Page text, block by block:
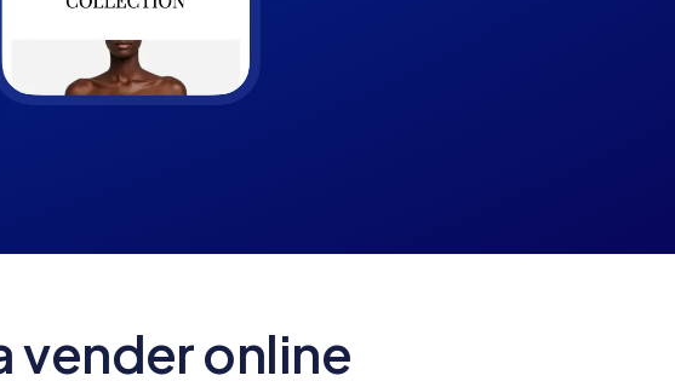
vender online